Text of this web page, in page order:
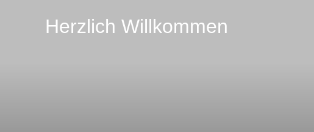
Herzlich Willkommen